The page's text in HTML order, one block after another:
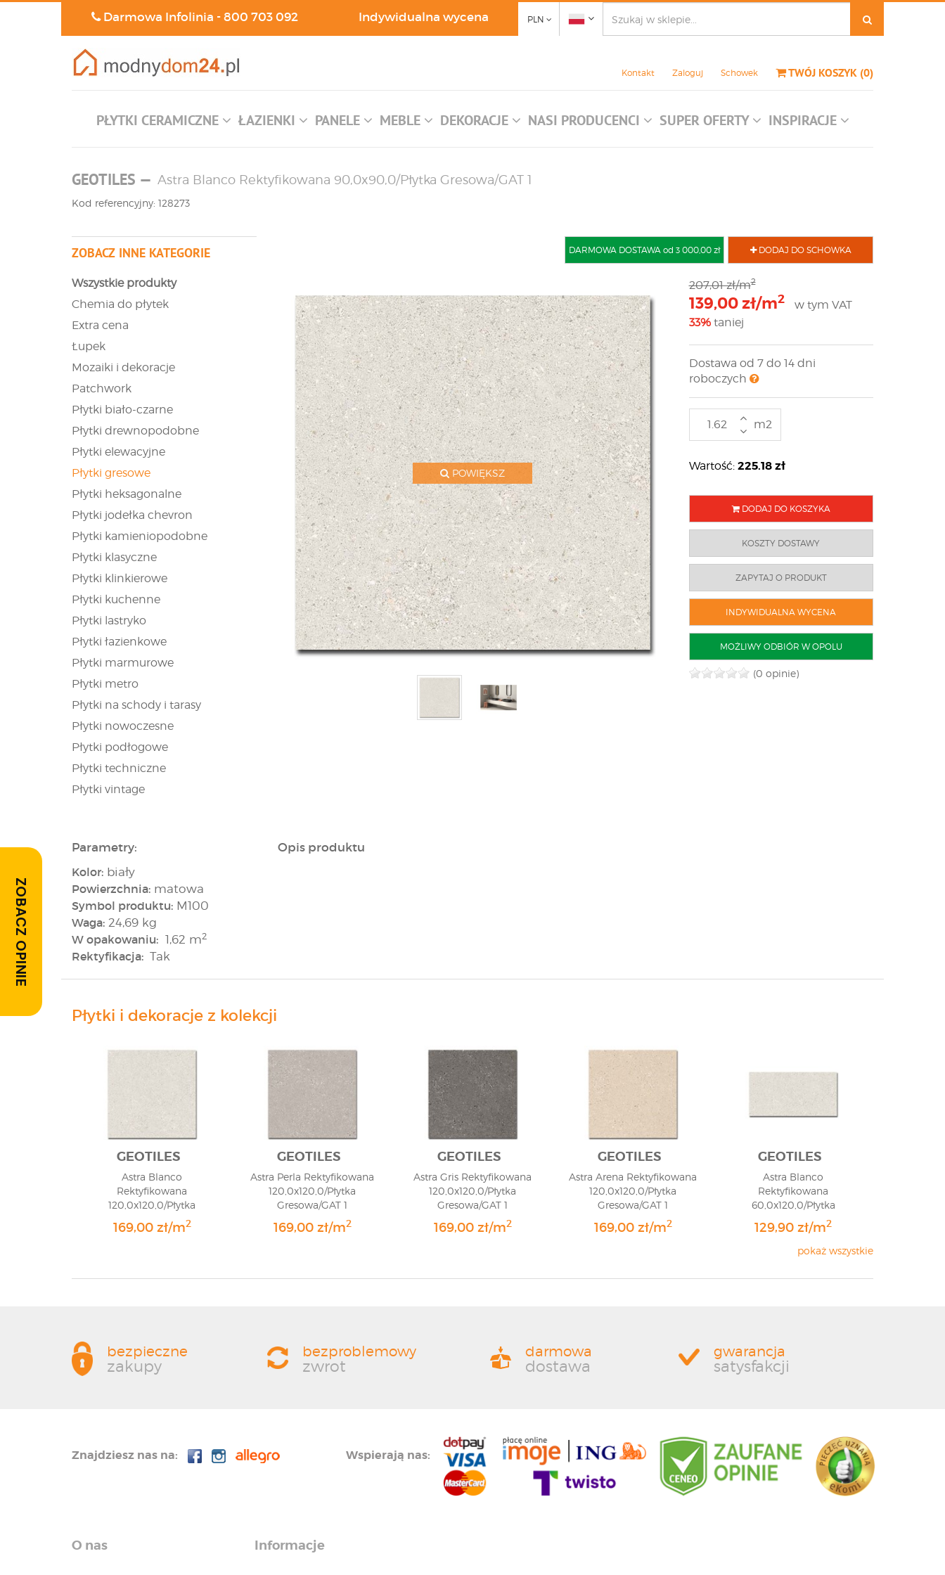
Darmowa Infolinia -800 703 092 Indywidualna wycena PLN
Kontakt Zaloguj Schowek TWÓJ KOSZYK (0)
PŁYTKI CERAMICZNE ŁAZIENKI PANELE MEBLE DEKORACJE NASI PRODUCENCI SUPER OFERTY INSPIRACJE
GEOTILES — Astra Blanco Rektyfikowana 90,0x90,0/Płytka Gresowa/GAT 1
Kod referencyjny: 128273
ZOBACZ INNE KATEGORIE
Wszystkie produkty
Chemia do płytek
Extra cena
Łupek
Mozaiki i dekoracje
Patchwork
Płytki biało-czarne
Płytki drewnopodobne
Płytki elewacyjne
Płytki gresowe
Płytki heksagonalne
Płytki jodełka chevron
Płytki kamieniopodobne
Płytki klasyczne
Płytki klinkierowe
Płytki kuchenne
Płytki lastryko
Płytki łazienkowe
Płytki marmurowe
Płytki metro
Płytki na schody i tarasy
Płytki nowoczesne
Płytki podłogowe
Płytki techniczne
Płytki vintage
DODAJ DO SCHOWKA
DARMOWA DOSTAWA od 3 000,00 zł
POWIĘKSZ
207,01 zł/m2
139,00 zł/m2
w tym VAT
33%taniej
Dostawa od 7 do 14 dni
roboczych
m2
Wartość: 225.18zł
DODAJ DO KOSZYKA
KOSZTY DOSTAWY
ZAPYTAJ O PRODUKT
INDYWIDUALNA WYCENA
MOŻLIWY ODBIÓR W OPOLU
(0 opinie)
Parametry:
Kolor: biały
Powierzchnia: matowa
Symbol produktu: M100
Waga: 24,69 kg
W opakowaniu: 1,62 m2
Rektyfikacja: Tak
Opis produktu
Płytki i dekoracje z kolekcji
GEOTILES
Astra Blanco
Rektyfikowana
120,0x120,0/Płytka
Gresowa/GAT 1
169,00 zł/m2
GEOTILES
Astra Perla Rektyfikowana
120,0x120,0/Płytka
Gresowa/GAT 1
169,00 zł/m2
GEOTILES
Astra Gris Rektyfikowana
120,0x120,0/Płytka
Gresowa/GAT 1
169,00 zł/m2
GEOTILES
Astra Arena Rektyfikowana
120,0x120,0/Płytka
Gresowa/GAT 1
169,00 zł/m2
GEOTILES
Astra Blanco
Rektyfikowana
60,0x120,0/Płytka
Gresowa/GAT 1
129,90 zł/m2
pokaż wszystkie
ZOBACZ OPINIE
bezpieczne
zakupy
bezproblemowy
zwrot
darmowa
dostawa
gwarancja
satysfakcji
Wspierają nas:
Znajdziesz nas na:
O nas Informacje